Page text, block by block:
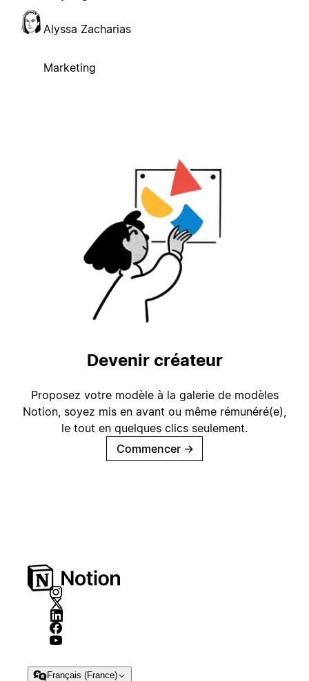
Alyssa Zacharias
Marketing
Devenir créateur
Proposez votre modèle à la galerie de modèles
Notion, soyez mis en avant ou même rémunéré(e),
le tout en quelques clics seulement.
Commencer →
Français (France)